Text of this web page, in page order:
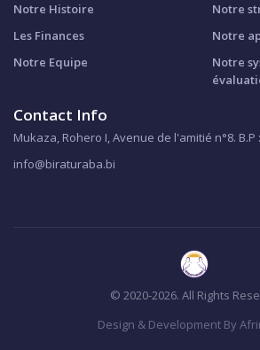
Notre Histoire
Les Finances
Notre Equipe
Notre
Notre
Notre
Contact Info
Mukaza, Rohero I, Avenue de l'amitié n°8. B.P
info@biraturaba.bi
© 2020-2026. All Rights
Design & Development By